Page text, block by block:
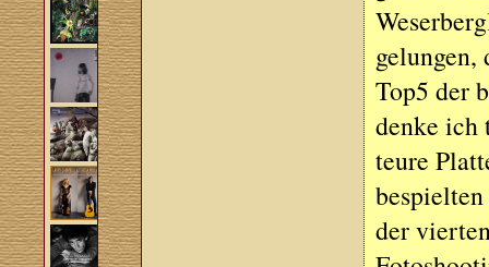
Top5 der
denke ich
teure
der